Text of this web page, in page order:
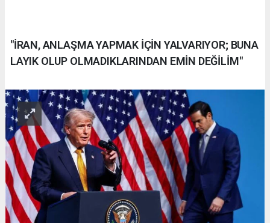
"İRAN, ANLAŞMA YAPMAK İÇİN YALVARIYOR; BUNA
LAYIK OLUP OLMADIKLARINDAN EMİN DEĞİLİM"